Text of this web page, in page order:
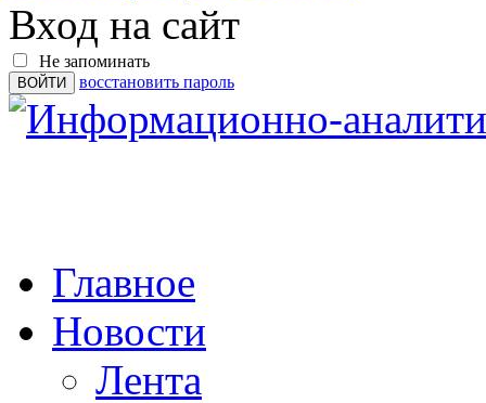
Вход на сайт
Не запоминать
восстановить пароль
Главное
Новости
Лента